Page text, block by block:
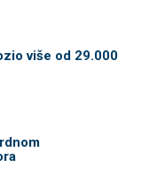
više od 29.000